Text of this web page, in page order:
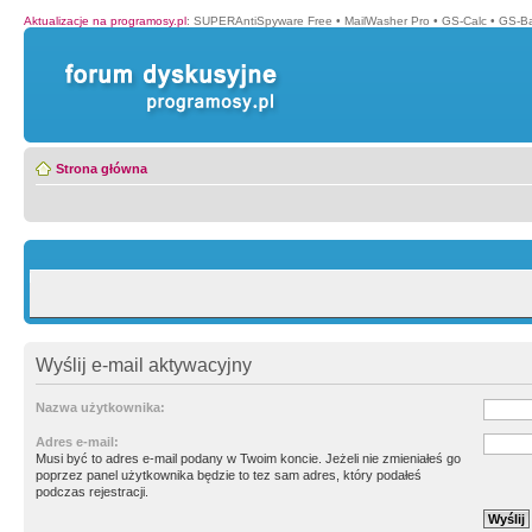
Aktualizacje na programosy.pl: SUPERAntiSpyware Free • MailWasher Pro • GS-Calc • GS-
Strona główna
Wyślij e-mail aktywacyjny
Nazwa użytkownika:
Adres e-mail:
Musi być to adres e-mail podany w Twoim koncie. Jeżeli nie zmieniałeś go
poprzez panel użytkownika będzie to tez sam adres, który podałeś
podczas rejestracji.